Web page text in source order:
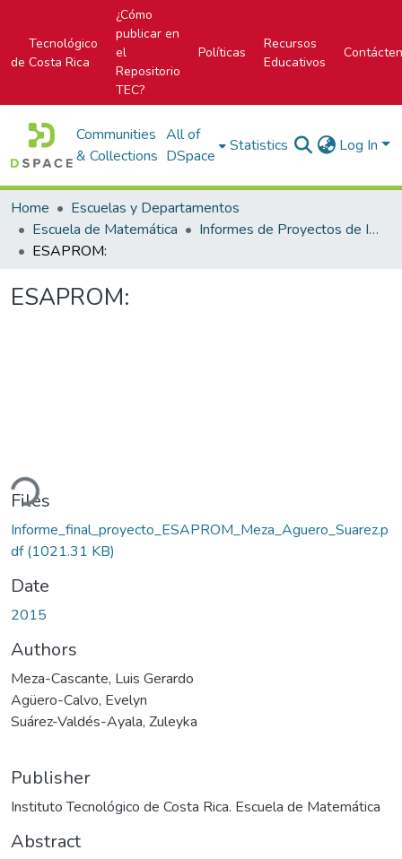
Tecnológico
de Costa Rica
¿Cómo
publicar en
el
Repositorio
TEC?
Políticas
Recursos
Educativos
Communities
& Collections
All of
DSpace
Statistics Log In
Home
Escuelas y Departamentos
Escuela de Matemática
Informes de Proyectos de Investigación
ESAPROM:
ESAPROM:
Files
Informe_final_proyecto_ESAPROM_Meza_Aguero_Suarez.p
df(1021.31 KB)
Date
2015
Authors
Meza-Cascante, Luis Gerardo
Agüero-Calvo, Evelyn
Suárez-Valdés-Ayala, Zuleyka
Publisher
Instituto Tecnológico de Costa Rica. Escuela de Matemática
Abstract